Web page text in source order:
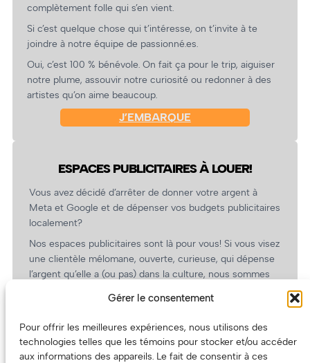
Gérer le consentement
Pour offrir les meilleures expériences, nous utilisons des
technologies telles que les témoins pour stocker et/ou accéder
aux informations des appareils. Le fait de consentir à ces
complètement folle qui s’en vient.
Si c’est quelque chose qui t’intéresse, on t’invite à te
joindre à notre équipe de passionné.es.
Oui, c’est 100 % bénévole. On fait ça pour le trip, aiguiser
notre plume, assouvir notre curiosité ou redonner à des
artistes qu’on aime beaucoup.
J’EMBARQUE
ESPACES PUBLICITAIRES À LOUER!
Vous avez décidé d’arrêter de donner votre argent à
Meta et Google et de dépenser vos budgets publicitaires
localement?
Nos espaces publicitaires sont là pour vous! Si vous visez
une clientèle mélomane, ouverte, curieuse, qui dépense
l’argent qu’elle a (ou pas) dans la culture, nous sommes
revient.
(Oui, on va avoir des tarifs spéciaux pour vous, les